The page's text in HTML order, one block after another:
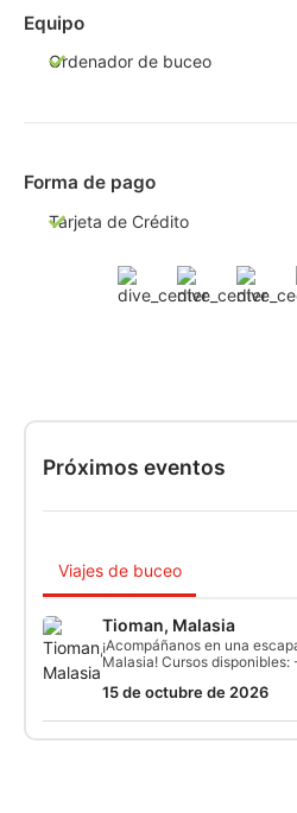
Equipo
Ordenador de buceo
Forma de pago
Tarjeta de Crédito
Próximos eventos
Viajes de buceo
Tioman, Malasia
¡Acompáñanos en una
Malasia! Cursos disponibles: - Curso Open
Diver Stress and Rescue
15 de octubre de 2026